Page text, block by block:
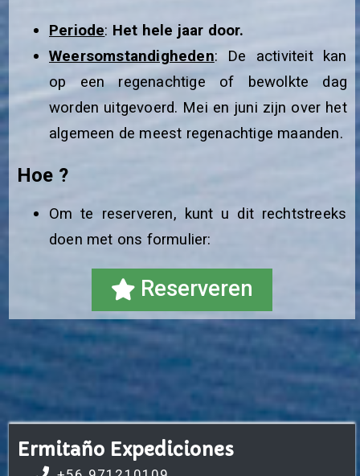
Periode: Het hele jaar door.
Weersomstandigheden: De activiteit kan
op een regenachtige of bewolkte dag
worden uitgevoerd. Mei en juni zijn over het
algemeen de meest regenachtige maanden.
Hoe ?
Om te reserveren, kunt u dit rechtstreeks
doen met ons formulier:
Reserveren
Ermitaño Expediciones